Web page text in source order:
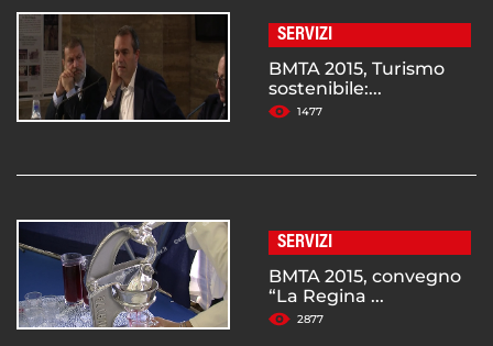
SERVIZI
BMTA 2015, Turismo
sostenibile:...
1477
SERVIZI
BMTA 2015, convegno
“La Regina ...
2877